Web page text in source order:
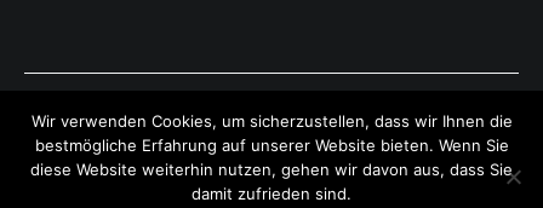
Copyright © 2026ExpressAntworten.com. All rights reserved.
Theme:Cenote by ThemeGrill. Powered byWordPress .
Wir verwenden Cookies, um sicherzustellen, dass wir Ihnen die
bestmögliche Erfahrung auf unserer Website bieten. Wenn Sie
diese Website weiterhin nutzen, gehen wir davon aus, dass Sie
damit zufrieden sind.